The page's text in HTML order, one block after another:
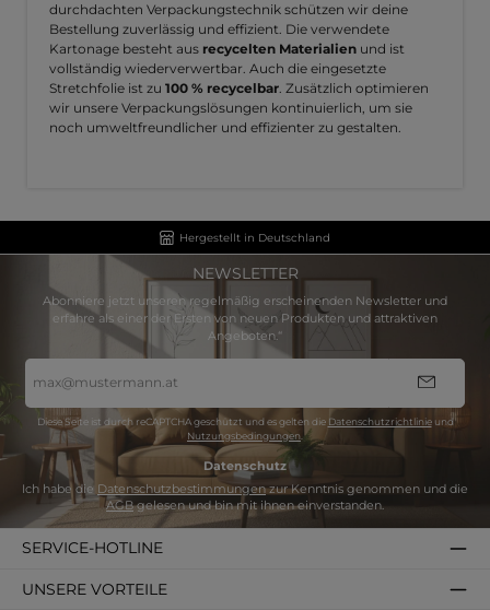
durchdachten Verpackungstechnik schützen wir deine
Bestellung zuverlässig und effizient. Die verwendete
Kartonage besteht aus recycelten Materialien und ist
vollständig wiederverwertbar. Auch die eingesetzte
Stretchfolie ist zu 100 % recycelbar. Zusätzlich optimieren
wir unsere Verpackungslösungen kontinuierlich, um sie
noch umweltfreundlicher und effizienter zu gestalten.
Hergestellt in Deutschland
NEWSLETTER
Abonniere jetzt unseren regelmäßig erscheinenden Newsletter und
erfahre als einer der Ersten von neuen Produkten und attraktiven
Angeboten.“
Mail-
Adresse
Diese Seite ist durch reCAPTCHA geschützt und es gelten die Datenschutzrichtlinieund
Nutzungsbedingungen.
Datenschutz
Ich habe die Datenschutzbestimmungenzur Kenntnis genommen und die
AGBgelesen und bin mit ihnen einverstanden.
SERVICE-HOTLINE
UNSERE VORTEILE